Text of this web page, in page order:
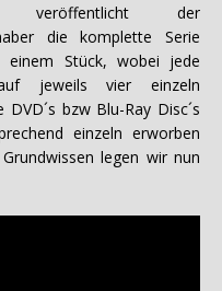
veröffentlicht der
die komplette Serie
einem Stück, wobei jede
jeweils vier einzeln
DVD´s bzw Blu-Ray Disc´s
einzeln erworben
legen wir nun